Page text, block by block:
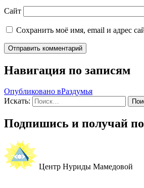
Сайт
Сохранить моё имя, email и адрес
Навигация по записям
Опубликовано вРаздумья
Искать:
Подпишись и получай
Центр Нуриды Мамедовой